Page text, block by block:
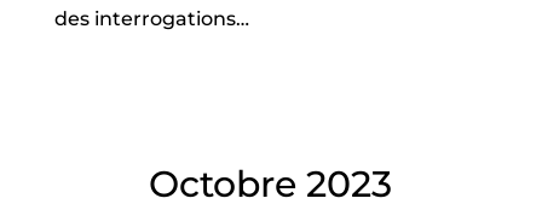
des interrogations…
Octobre 2023